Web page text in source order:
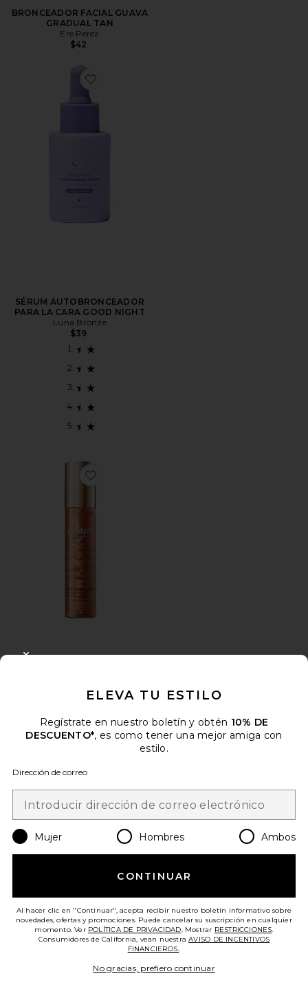
BRONCEADOR FACIAL GUAVA
GRADUAL TAN
Ere Perez
$42
Favorite SÉRUM AUTOBRONCEADOR PARA LA
SÉRUM AUTOBRONCEADOR
PARA LA CARA GOOD NIGHT
Luna Bronze
$39
Favorite BRUMA BRONCEADORA PREP-SET-TAN
BRUMA BRONCEADORA PREP-
TANNING MIST
ICONIC LONDON
$32
ELEVA TU ESTILO
Regístrate en nuestro boletín y obtén 10% DE
DESCUENTO*, es como tener una mejor amiga con
estilo.
Dirección de correo
Mujer Hombres Ambos
CONTINUAR
Al hacer clic en "Continuar", acepta recibir nuestro boletín informativo sobre
novedades, ofertas y promociones. Puede cancelar su suscripción en cualquier
momento. Ver POLÍTICA DE PRIVACIDAD. Mostrar RESTRICCIONES.
Consumidores de California, vean nuestraAVISO DE INCENTIVOS
FINANCIEROS..
No gracias, prefiero continuar